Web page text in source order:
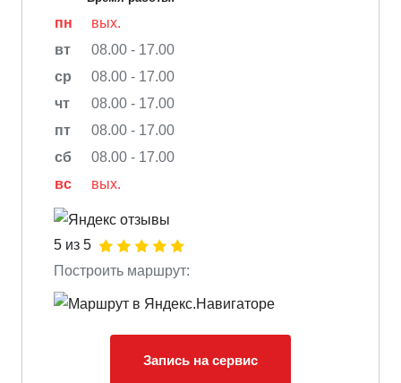
пн
вых.
вт
08.00 - 17.00
ср
08.00 - 17.00
чт
08.00 - 17.00
пт
08.00 - 17.00
сб
08.00 - 17.00
вс
вых.
5 из 5
Построить маршрут:
Запись на сервис